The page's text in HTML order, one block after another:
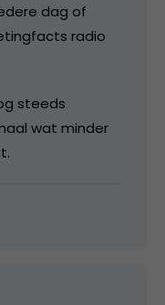
dag of
radio
steeds
wat minder